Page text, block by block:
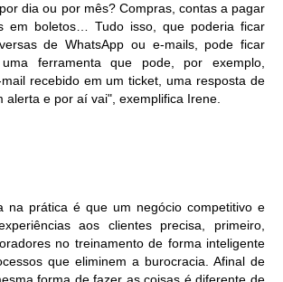
dia ou por mês? Compras, contas a pagar
em boletos… Tudo isso, que poderia ficar
de WhatsApp ou e-mails, pode ficar
ferramenta que pode, por exemplo,
recebido em um ticket, uma resposta de
alerta e por aí vai", exemplifica Irene.
na prática é que um negócio competitivo e
aos clientes precisa, primeiro,
no treinamento de forma inteligente
que eliminem a burocracia. Afinal de